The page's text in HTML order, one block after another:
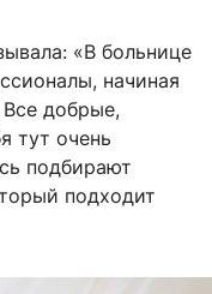
«В больнице
начиная
добрые,
тут очень
подбирают
подходит